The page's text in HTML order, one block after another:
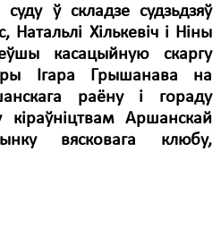
суду ў складзе судзьдзяў
Хількевіч і Ніны
касацыйную скаргу
Ігара Грышанава на
раёну і гораду
Аршанскай
вясковага клюбу,